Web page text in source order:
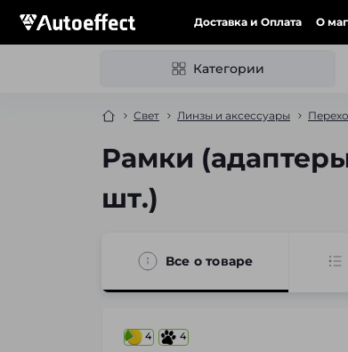
Доставка и Оплата О
Категории
Свет Линзы и аксессуары
Рамки
шт.)
Все о товаре
4 4